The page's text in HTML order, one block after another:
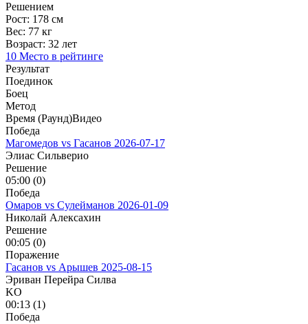
Решением
Рост: 178 см
Вес: 77 кг
Возраст: 32 лет
10 Место в рейтинге
Результат
Поединок
Боец
Метод
Время (Раунд)Видео
Победа
Магомедов vs Гасанов 2026-07-17
Элиас Сильверио
Решение
05:00 (0)
Победа
Омаров vs Сулейманов 2026-01-09
Николай Алексахин
Решение
00:05 (0)
Поражение
Гасанов vs Арышев 2025-08-15
Эриван Перейра Силва
KO
00:13 (1)
Победа